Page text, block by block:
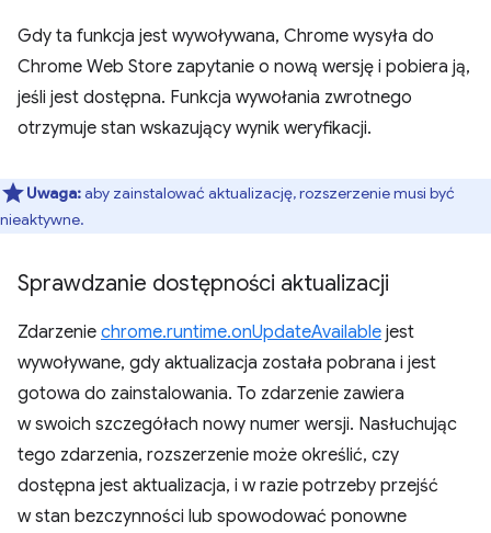
Gdy ta funkcja jest wywoływana, Chrome wysyła do
Chrome Web Store zapytanie o nową wersję i pobiera ją,
jeśli jest dostępna. Funkcja wywołania zwrotnego
otrzymuje stan wskazujący wynik weryfikacji.
Uwaga:aby zainstalować aktualizację, rozszerzenie musi być
nieaktywne.
Sprawdzanie dostępności aktualizacji
Zdarzenie chrome.runtime.onUpdateAvailable jest
wywoływane, gdy aktualizacja została pobrana i jest
gotowa do zainstalowania. To zdarzenie zawiera
w swoich szczegółach nowy numer wersji. Nasłuchując
tego zdarzenia, rozszerzenie może określić, czy
dostępna jest aktualizacja, i w razie potrzeby przejść
w stan bezczynności lub spowodować ponowne